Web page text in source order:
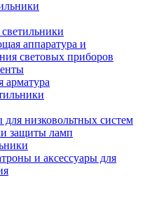
аппаратура и
световых приборов
арматура
низковольтных систем
защиты ламп
и аксессуары для